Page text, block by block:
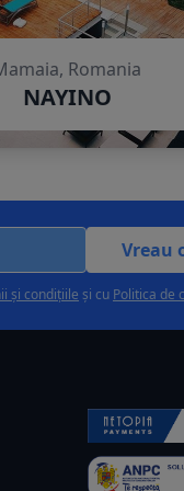
Romania
NAYINO
Vreau
și condițiile și cu Politica de